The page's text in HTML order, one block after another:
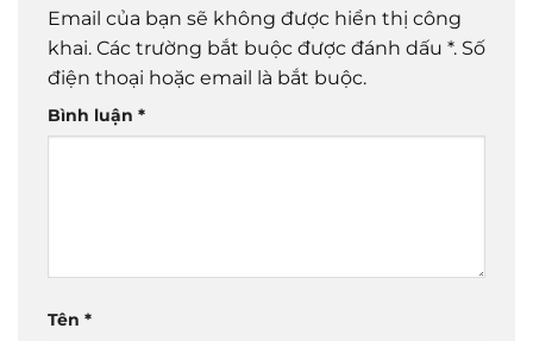
Email của bạn sẽ không được hiển thị công
khai. Các trường bắt buộc được đánh dấu *. Số
điện thoại hoặc email là bắt buộc.
Bình luận *
Tên *